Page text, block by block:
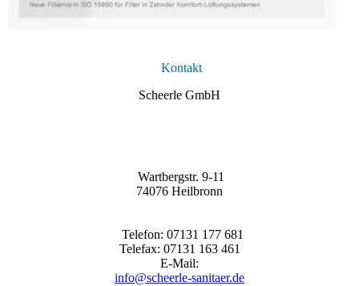
Kontakt
Scheerle GmbH
Wartbergstr. 9-11
74076 Heilbronn
Telefon: 07131 177 681
Telefax: 07131 163 461
E-Mail:
info@scheerle-sanitaer.de